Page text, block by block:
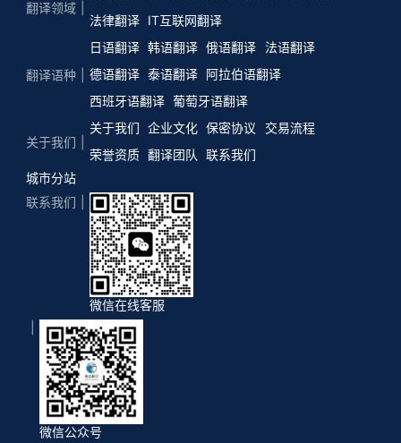
翻译领域
法律翻译
IT互联网翻译
翻译语种
日语翻译 韩语翻译 俄语翻译
法语翻译
德语翻译 泰语翻译 阿拉伯语翻译
西班牙语翻译 葡萄牙语翻译
关于我们
关于我们 企业文化 保密协议
交易流程
荣誉资质 翻译团队
联系我们
城市分站
联系我们
微信在线客服
微信公众号